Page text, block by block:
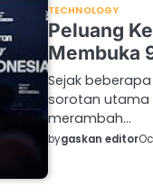
TECHNOLOGY
Peluang
Membuka
Sejak
sorotan utama
merambah…
bygaskan editor